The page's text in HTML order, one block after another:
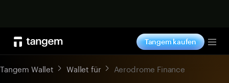
Tangem kaufen
Tangem Wallet Wallet für Aerodrome Finance